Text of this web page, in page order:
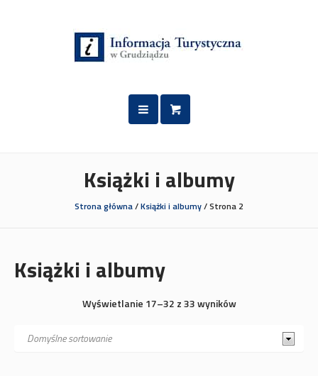
Książki i albumy
Strona główna/Książki i albumy/ Strona 2
Książki i albumy
Wyświetlanie 17–32 z 33 wyników